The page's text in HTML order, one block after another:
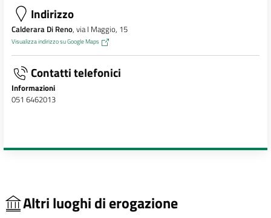
Indirizzo
Calderara Di Reno, via I Maggio, 15
Visualizza indirizzo su Google Maps
Contatti telefonici
Informazioni
051 6462013
Altri luoghi di erogazione